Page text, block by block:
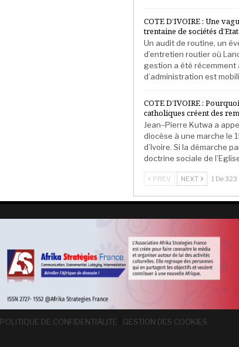
COTE D’IVOIRE : Une
trentaine de sociétés
Un audit de routine, un
d’entretien routier où
gestion a été récemment
d’administration est
COTE D’IVOIRE :
catholiques créent des
Jean–Pierre Kutwa a
diocèse à une marche le
d’Ivoire. Si la démarche
doctrine sociale de
PREV NEXT 1 De 323
POLITIQUE DE CONFIDENTIALITE GESTION DES COOKIES